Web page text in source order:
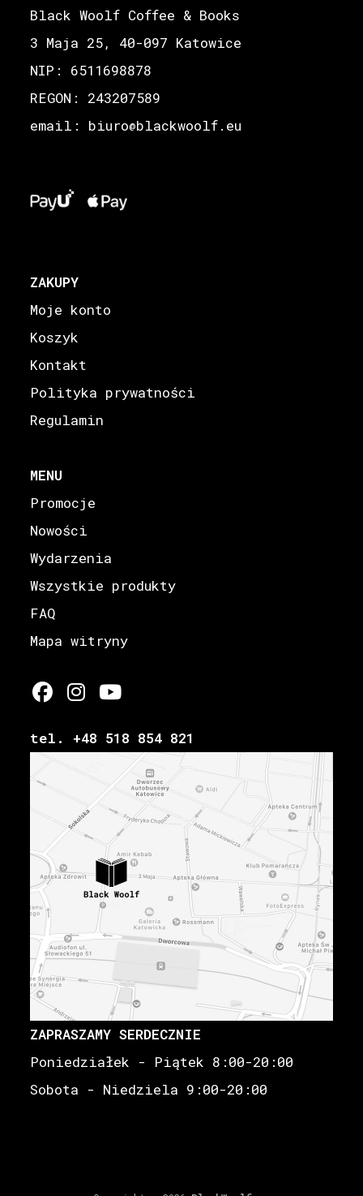
Black Woolf Coffee & Books
3 Maja 25, 40-097 Katowice
NIP: 6511698878
REGON: 243207589
email: biuro@blackwoolf.eu
ZAKUPY
Moje konto
Koszyk
Kontakt
Polityka prywatności
Regulamin
MENU
Promocje
Nowości
Wydarzenia
Wszystkie produkty
FAQ
Mapa witryny
tel. +48 518 854 821
ZAPRASZAMY SERDECZNIE
Poniedziałek - Piątek 8:00-20:00
Sobota - Niedziela 9:00-20:00